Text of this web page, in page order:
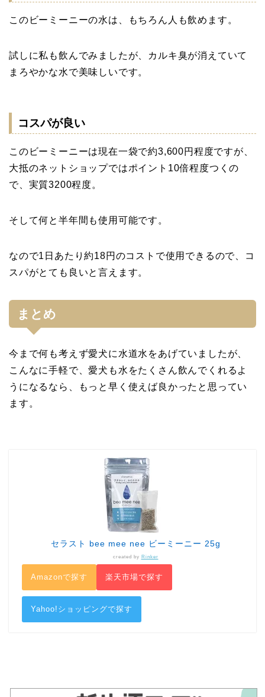
このビーミーニーの水は、もちろん人も飲めます。
試しに私も飲んでみましたが、カルキ臭が消えていて
まろやかな水で美味しいです。
コスパが良い
このビーミーニーは現在一袋で約3,600円程度ですが、
大抵のネットショップではポイント10倍程度つくの
で、実質3200程度。
そして何と半年間も使用可能です。
なので1日あたり約18円のコストで使用できるので、コ
スパがとても良いと言えます。
まとめ
今まで何も考えず愛犬に水道水をあげていましたが、
こんなに手軽で、愛犬も水をたくさん飲んでくれるよ
うになるなら、もっと早く使えば良かったと思ってい
ます。
セラスト bee mee nee ビーミーニー 25g
created by Rinker
Amazonで探す 楽天市場で探す
Yahoo!ショッピングで探す